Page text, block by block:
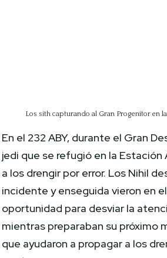
Los sith capturando al Gran Progenitor en
En el 232 ABY, durante el Gran
jedi que se refugió en la
a los drengir por error. Los Nihil
incidente y enseguida vieron en
oportunidad para desviar la
mientras preparaban su próximo
que ayudaron a propagar a los